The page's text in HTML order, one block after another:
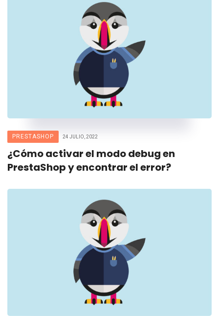
PRESTASHOP 24 JULIO, 2022
¿Cómo activar el modo debug en
PrestaShop y encontrar el error?